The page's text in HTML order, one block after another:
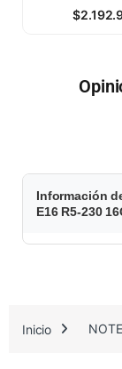
$
$
2
.
6
Información
E16 R5-230
Inicio